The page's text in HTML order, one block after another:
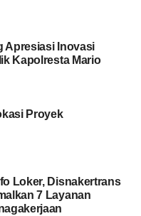
Apresiasi Inovasi
Kapolresta Mario
Proyek
Loker, Disnakertrans
7 Layanan